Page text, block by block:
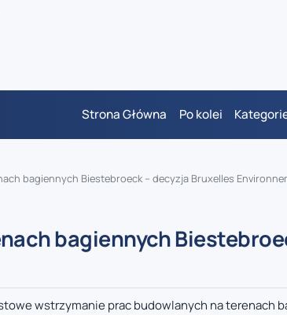
Strona Główna Po kolei
bagiennych Biestebroeck – decyzja Bruxelles
bagiennych
wstrzymanie prac budowlanych na terenach